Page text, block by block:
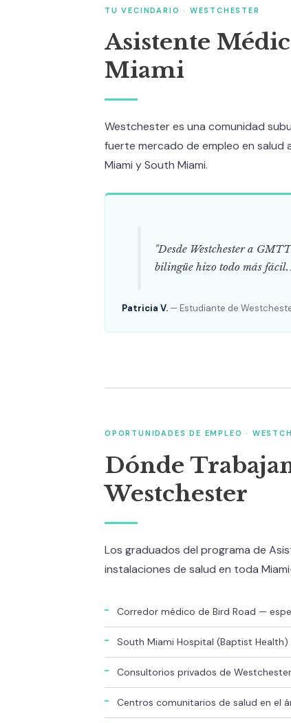
TU VECINDARIO · WESTCHESTER
Asistente
Miami
Westchester es una comunidad
fuerte mercado de empleo en salud
Miami y South Miami.
"Desde Westchester a
bilingüe hizo todo más fácil.
Patricia V. — Estudiante de
OPORTUNIDADES DE EMPLEO ·
Dónde
Westchester
Los graduados del programa de
instalaciones de salud en toda
Corredor médico de Bird Road —
South Miami Hospital (Baptist Health)
Consultorios privados de Westchester
Centros comunitarios de salud en el